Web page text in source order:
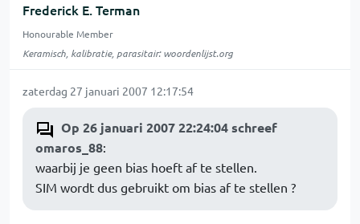
Frederick E. Terman
Honourable Member
Keramisch, kalibratie, parasitair: woordenlijst.org
zaterdag 27 januari 2007 12:17:54
Op 26 januari 2007 22:24:04 schreef
omaros_88:
waarbij je geen bias hoeft af te stellen.
SIM wordt dus gebruikt om bias af te stellen ?